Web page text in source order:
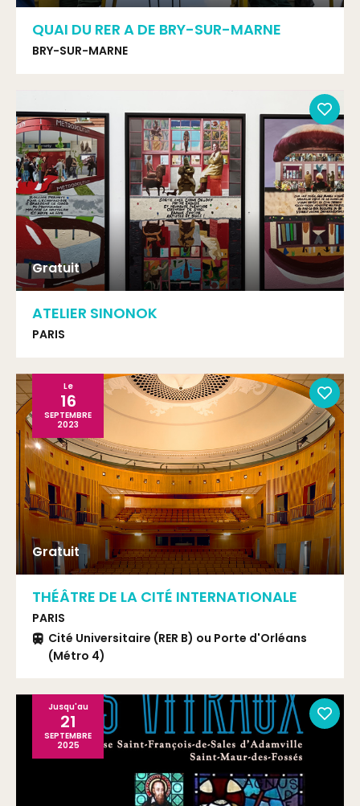
QUAI DU RER A DE BRY-SUR-MARNE
BRY-SUR-MARNE
Gratuit
ATELIER SINONOK
PARIS
Gratuit
Le
16
SEPTEMBRE
2023
THÉÂTRE DE LA CITÉ INTERNATIONALE
PARIS
Cité Universitaire (RER B) ou Porte d'Orléans
(Métro 4)
Bus 21 / 88 / 67
Jusqu'au
21
SEPTEMBRE
2025